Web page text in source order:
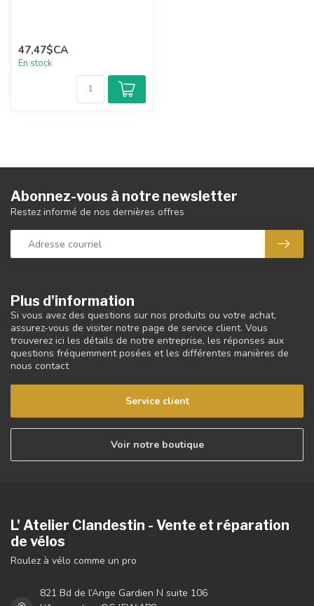
47,47$CA
En stock
Plus d'information
Si vous avez des questions sur nos produits ou votre achat,
assurez-vous de visiter notre page de service client. Vous
trouverez ici les détails de notre entreprise, les réponses aux
questions fréquemment posées et les différentes manières de
nous contact
Service client
Voir notre boutique
Abonnez-vous à notre newsletter
Restez informé de nos dernières offres
L' Atelier Clandestin - Vente et réparation
de vélos
Roulez à vélo comme un pro
821 Bd de l’Ange Gardien N suite 106